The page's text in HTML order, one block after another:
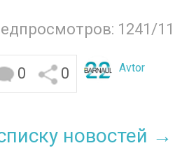
1241/
0 0 Avtor
новостей →